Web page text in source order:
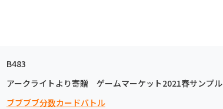
B483
アークライトより寄贈 ゲームマーケット2021春サンプル
ブブブブ分数カードバトル